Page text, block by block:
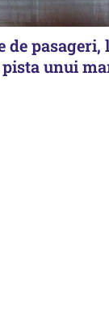
de pasageri,
unui